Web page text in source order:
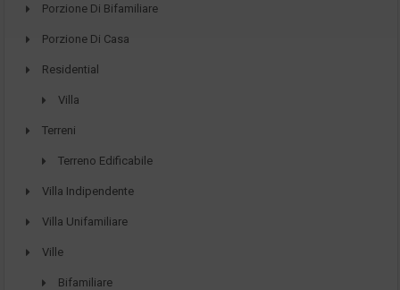
Porzione Di Bifamiliare
Porzione Di Casa
Residential
Villa
Terreni
Terreno Edificabile
Villa Indipendente
Villa Unifamiliare
Ville
Bifamiliare